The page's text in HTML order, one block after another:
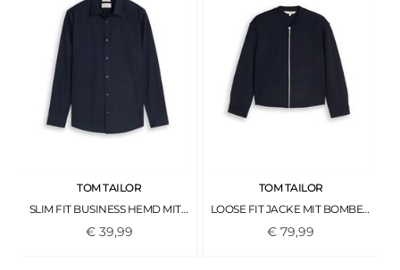
TOM TAILOR
SLIM FIT BUSINESS HEMD MIT STRETCH SKY CAPTAIN BLUE
€ 39,99
TOM TAILOR
LOOSE FIT JACKE MIT BOMBERKRAGEN SKY CAPTAIN BLUE
€79,99